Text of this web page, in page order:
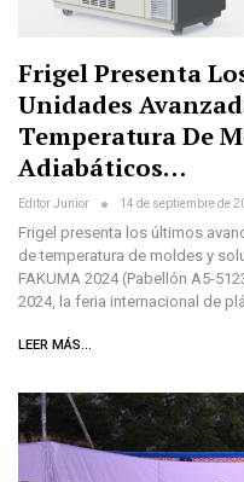
Frigel Presenta
Unidades
Temperatura De
Adiabáticos…
Editor Junior 14 de septiembre de
Frigel presenta los últimos
de temperatura de moldes y
FAKUMA 2024 (Pabellón A5-
2024, la feria internacional de
LEER MÁS...